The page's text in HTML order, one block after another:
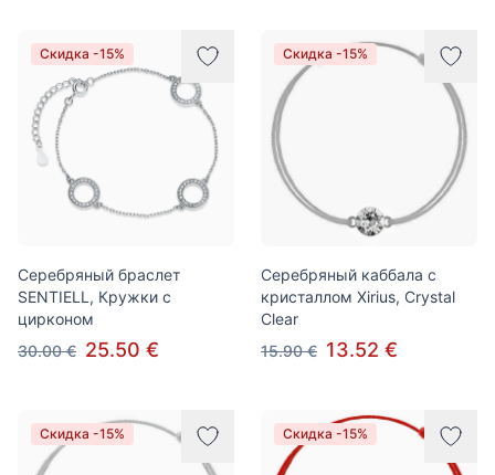
Скидка -15%
Серебряный браслет
SENTIELL, Кружки с
цирконом
30.00 € 25.50 €
Скидка -15%
Серебряный каббала с
кристаллом Xirius, Crystal
Clear
15.90 € 13.52 €
Скидка -15% Скидка -15%